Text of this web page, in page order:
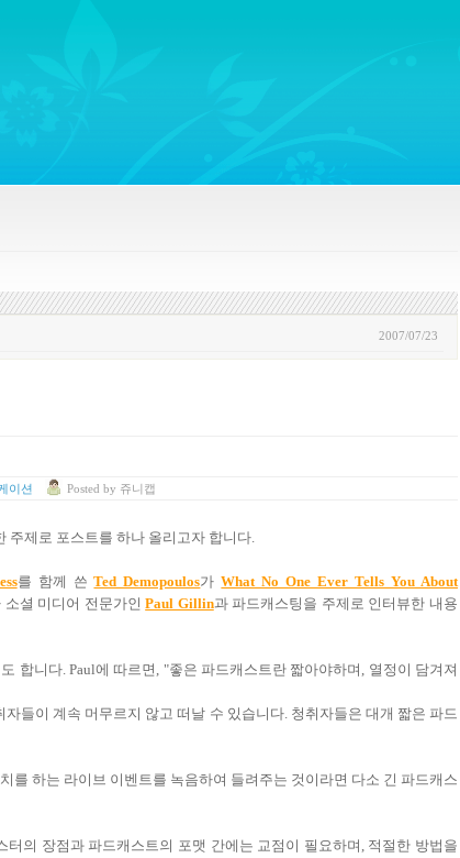
2007/07/23
이션 Posted by 쥬니캡
주제로 포스트를 하나 올리고자 합니다.
를 함께 쓴Ted Demopoulos가What No One Ever Tells You About
소셜 미디어 전문가인Paul Gillin과 파드캐스팅을 주제로 인터뷰한 내용
합니다. Paul에 따르면, "좋은 파드캐스트란 짧아야하며, 열정이 담겨져
들이 계속 머무르지 않고 떠날 수 있습니다. 청취자들은 대개 짧은 파드
를 하는 라이브 이벤트를 녹음하여 들려주는 것이라면 다소 긴 파드캐스
의 장점과 파드캐스트의 포맷 간에는 교점이 필요하며, 적절한 방법을